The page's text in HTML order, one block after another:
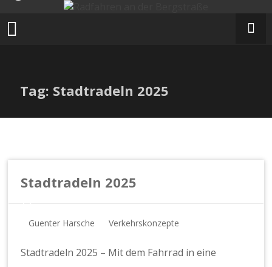
Inhalt
springen
Tag: Stadtradeln 2025
Stadtradeln 2025
Guenter Harsche Verkehrskonzepte
Stadtradeln 2025 – Mit dem Fahrrad in eine